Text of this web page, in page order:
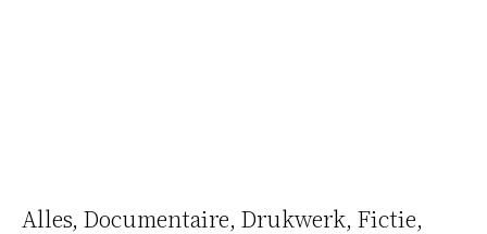
Alles Documentaire Drukwerk Fictie